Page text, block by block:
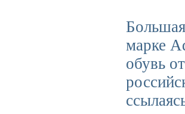
марке
обувь